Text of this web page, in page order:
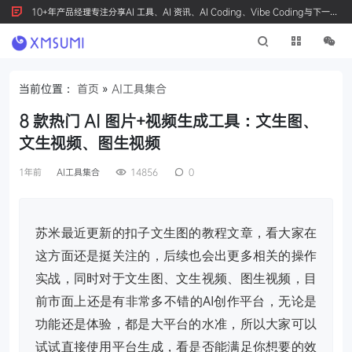
10+年产品经理专注分享AI 工具、AI 资讯、AI Coding、Vibe Coding与下一代
产品创新，按 Ctrl+D 收藏我们
当前位置： 首页 » AI工具集合
8 款热门 AI 图片+视频生成工具：文生图、
文生视频、图生视频
1年前 AI工具集合 14856 0
苏米最近更新的扣子文生图的教程文章，看大家在
这方面还是挺关注的，后续也会出更多相关的操作
实战，同时对于文生图、文生视频、图生视频，目
前市面上还是有非常多不错的AI创作平台，无论是
功能还是体验，都是大平台的水准，所以大家可以
试试直接使用平台生成，看是否能满足你想要的效